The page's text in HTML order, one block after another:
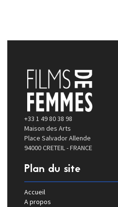
+33 1 49 80 38 98
Maison des Arts
Place Salvador Allende
94000 CRETEIL - FRANCE
Plan du site
Accueil
A propos